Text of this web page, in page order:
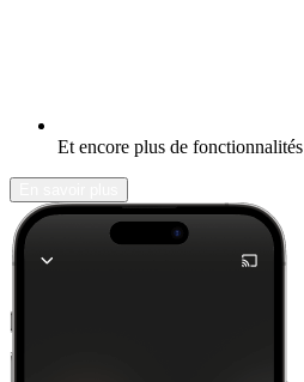
Et encore plus de fonctionnalités